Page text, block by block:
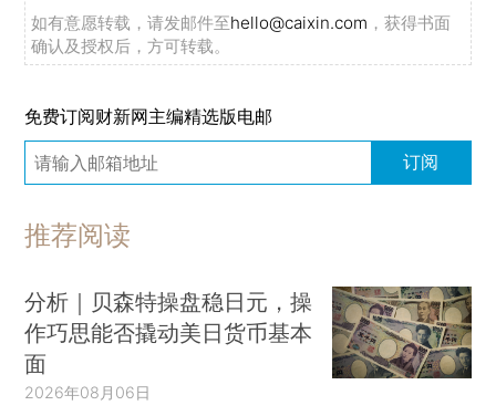
如有意愿转载，请发邮件至hello@caixin.com ，获得书面
确认及授权后，方可转载。
免费订阅财新网主编精选版电邮
订阅
推荐阅读
分析｜贝森特操盘稳日元，操
作巧思能否撬动美日货币基本
面
2026年08月06日